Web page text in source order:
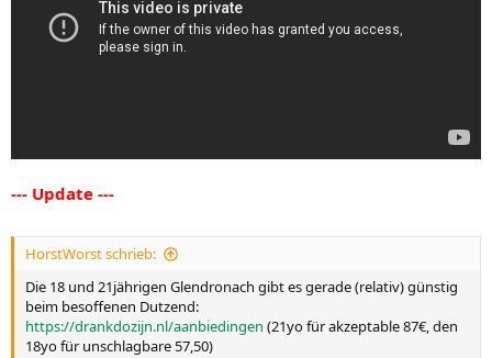
--- Update ---
HorstWorst schrieb:
Die 18 und 21jährigen Glendronach gibt es gerade (relativ) günstig
beim besoffenen Dutzend:
https://drankdozijn.nl/aanbiedingen (21yo für akzeptable 87€, den
18yo für unschlagbare 57,50)